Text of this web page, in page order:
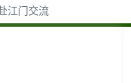
江门交流